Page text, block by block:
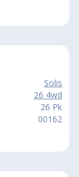
Solis
26 4wd
26 Pk
00162